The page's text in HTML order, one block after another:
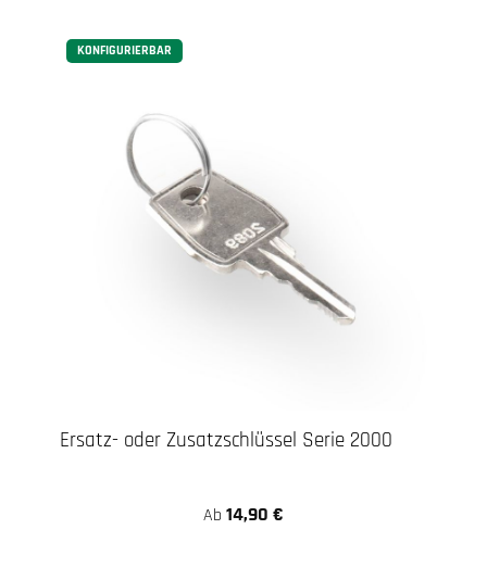
KONFIGURIERBAR
Ersatz- oder Zusatzschlüssel Serie 2000
Ab 14,90 €